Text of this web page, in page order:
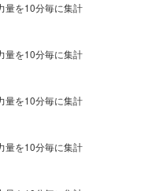
量を10分毎に集計
量を10分毎に集計
量を10分毎に集計
量を10分毎に集計